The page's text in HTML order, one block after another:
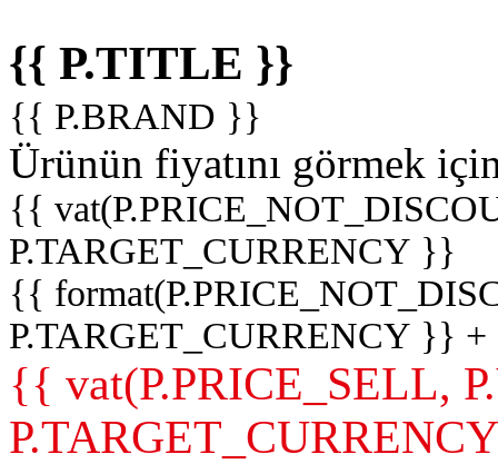
{{ P.TITLE }}
{{ P.BRAND }}
Ürünün fiyatını görmek
{{
P.TARGET_CURRENCY }}
{{
P.TARGET_CURRENCY }}
{{ vat(P.PRICE_SELL,